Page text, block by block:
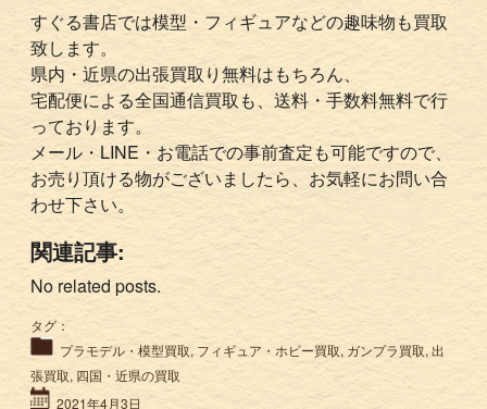
すぐる書店では模型・フィギュアなどの趣味物も買取
致します。
県内・近県の出張買取り無料はもちろん、
宅配便による全国通信買取も、送料・手数料無料で行
っております。
メール・LINE・お電話での事前査定も可能ですので、
お売り頂ける物がございましたら、お気軽にお問い合
わせ下さい。
関連記事:
No related posts.
タグ：
プラモデル・模型買取, フィギュア・ホビー買取, ガンプラ買取,出
張買取, 四国・近県の買取
2021年4月3日